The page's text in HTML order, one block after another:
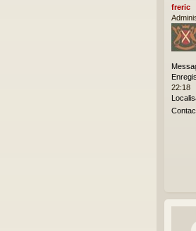
freric
22:18